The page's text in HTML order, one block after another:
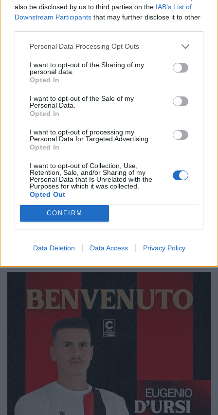
also be disclosed by us to third parties on the IAB’s List of
Downstream Participants that may further disclose it to other
Personal Data Processing Opt Outs
I want to opt-out of the Sharing of my
personal data.
Opted In
I want to opt-out of the Sale of my
Personal Data.
Opted In
I want to opt-out of processing my
Personal Data for Targeted Advertising.
Opted In
I want to opt-out of Collection, Use,
Retention, Sale, and/or Sharing of my
Personal Data that Is Unrelated with the
Purposes for which it was collected.
Opted Out
CONFIRM
Data Deletion Data Access Privacy Policy
🔥 Trending